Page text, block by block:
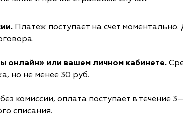
Платеж поступает на счет
онлайн» или вашем личном кабинете.
но не менее 30 руб.
комиссии, оплата поступает в течение
списания.